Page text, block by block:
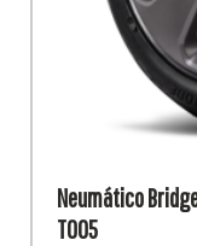
Neumático
T005